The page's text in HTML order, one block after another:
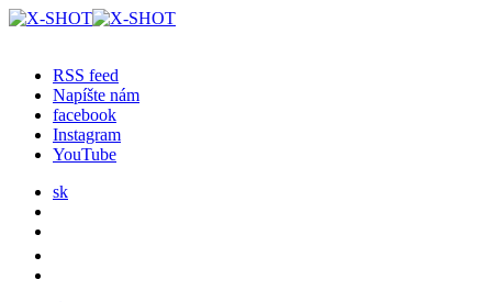
RSS feed
Napíšte nám
facebook
Instagram
YouTube
sk